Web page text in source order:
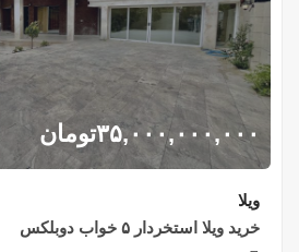
۳۵,۰۰۰,۰۰۰,۰۰۰تومان
ویلا
خرید ویلا استخردار ۵ خواب دوبلکس